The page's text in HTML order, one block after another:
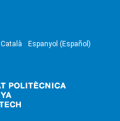
Català Espanyol (Español)